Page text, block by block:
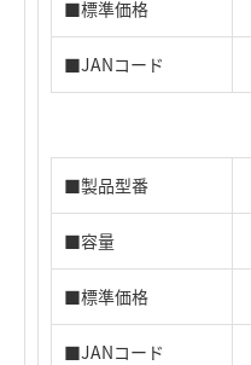
■標準価格
■JANコード
■製品型番
■容量
■標準価格
■JANコード